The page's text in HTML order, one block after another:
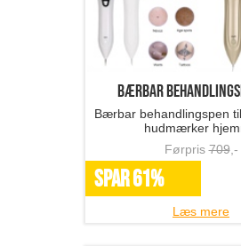
Bærbar
Bærbar behandlingspen
hudmærker
Førpris709,-
SPAR 61%
Læs mere